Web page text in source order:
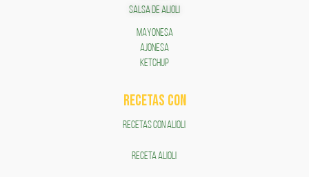
SALSA DE ALIOLI
MAYONESA
AJONESA
KETCHUP
RECETAS COn
RECETAS CON ALIOLI
RECETA ALIOLI